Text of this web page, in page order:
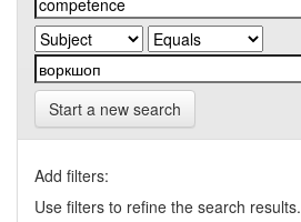
Start a new search
Add filters:
Use filters to refine the search results.